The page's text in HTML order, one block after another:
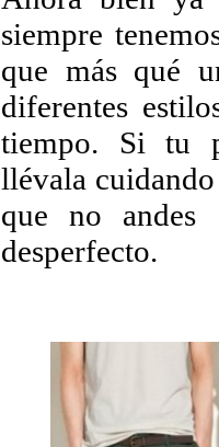
siempre
que más qué
diferentes
tiempo. Si tu
llévala
que no andes
desperfecto.